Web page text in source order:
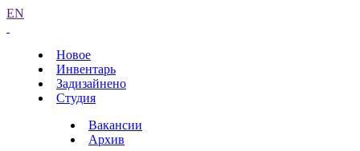
EN
Новое
Инвентарь
Задизайнено
Студия
Вакансии
Архив